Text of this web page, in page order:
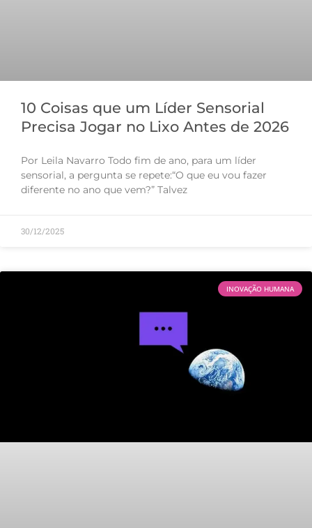
10 Coisas que um Líder Sensorial
Precisa Jogar no Lixo Antes de 2026
Por Leila Navarro Todo fim de ano, para um líder
sensorial, a pergunta se repete:“O que eu vou fazer
diferente no ano que vem?” Talvez
30/12/2025
INOVAÇÃO HUMANA